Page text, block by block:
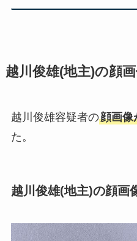
越川俊雄(地主)の顔画
越川俊雄容疑者の顔画像
た。
越川俊雄(地主)の顔画